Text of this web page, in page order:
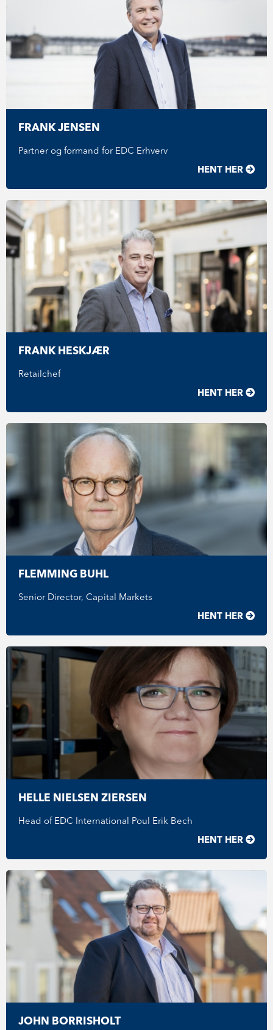
FRANK JENSEN
Partner og formand for EDC Erhverv
HENT HER
FRANK HESKJÆR
Retailchef
HENT HER
FLEMMING BUHL
Senior Director, Capital Markets
HENT HER
HELLE NIELSEN ZIERSEN
Head of EDC International Poul Erik Bech
HENT HER
JOHN BORRISHOLT